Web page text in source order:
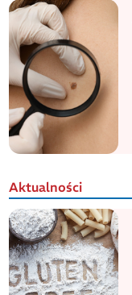
Aktualności